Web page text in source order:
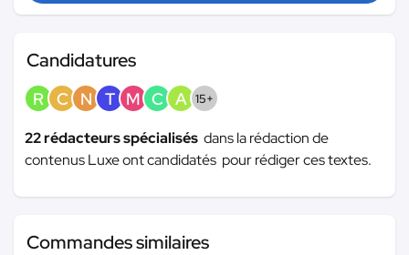
Candidatures
R C N T M C A 15+
22 rédacteurs spécialisés dans la rédaction de
contenus Luxe ont candidatés pour rédiger ces textes.
Commandes similaires